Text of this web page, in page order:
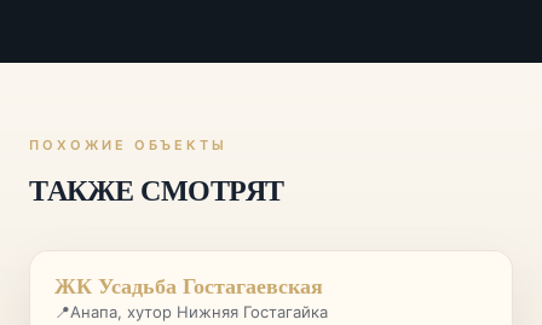
ПОХОЖИЕ ОБЪЕКТЫ
ТАКЖЕ СМОТРЯТ
ЖК Усадьба Гостагаевская
📍Анапа, хутор Нижняя Гостагайка